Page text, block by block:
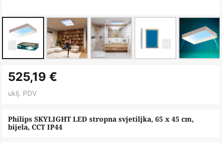
to
the
of
the
Philips SKYLIGHT LED stropna svjetiljka, 65 x 45 cm,
bijela, CCT IP44
525,19 €
uklj. PDV